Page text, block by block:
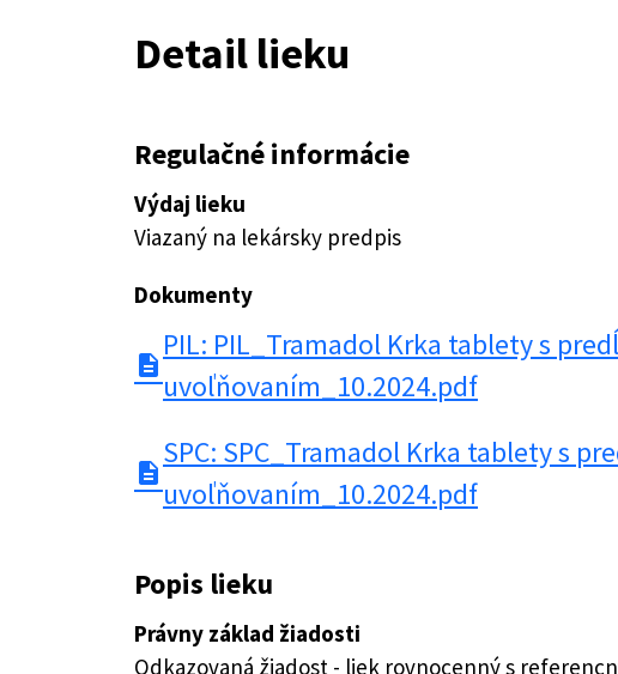
Detail lieku
Regulačné informácie
Výdaj lieku
Viazaný na lekársky predpis
Dokumenty
description
PIL: PIL_Tramadol Krka tablety s
uvoľňovaním_10.2024.pdf
description
SPC: SPC_Tramadol Krka tablety s
uvoľňovaním_10.2024.pdf
Popis lieku
Právny základ žiadosti
Odkazovaná žiadost - liek rovnocenný s